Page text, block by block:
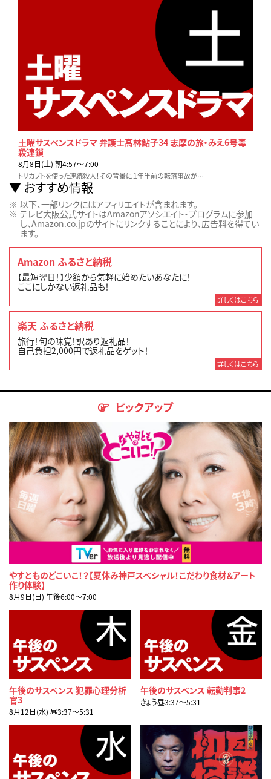
土曜サスペンスドラマ 弁護士高林鮎子34 志摩の旅・みえ6号毒
殺連鎖
8月8日(土) 朝4:57〜7:00
トリカブトを使った連続殺人！その背景に１年半前の転落事故が…
おすすめ情報
以下、一部リンクにはアフィリエイトが含まれます。
テレビ大阪公式サイトはAmazonアソシエイト・プログラムに参加
し、Amazon.co.jpのサイトにリンクすることにより、広告料を得てい
ます。
Amazon ふるさと納税
【最短翌日！】少額から気軽に始めたいあなたに！
ここにしかない返礼品も！
詳しくはこちら
楽天 ふるさと納税
旅行！旬の味覚！訳あり返礼品！
自己負担2,000円で返礼品をゲット！
詳しくはこちら
ピックアップ
やすとものどこいこ！？【夏休み神戸スペシャル！こだわり食材＆アート
作り体験】
8月9日(日) 午後6:00〜7:00
午後のサスペンス 犯罪心理分析
官3
8月12日(水) 昼3:37〜5:31
午後のサスペンス 転勤判事2
きょう昼3:37〜5:31